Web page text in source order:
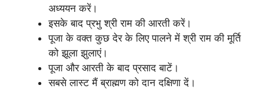
अध्ययन करें।
इसके बाद प्रभु श्री राम की आरती करें।
पूजा के वक्त कुछ देर के लिए पालने में श्री राम की मूर्ति
को झूला झुलाएं।
पूजा और आरती के बाद प्रसाद बाटें।
सबसे लास्ट मैं ब्राह्मण को दान दक्षिणा दें।